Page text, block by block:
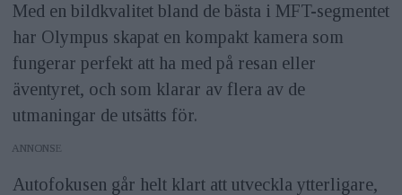
Med en bildkvalitet bland de bästa i MFT-segmentet
har Olympus skapat en kompakt kamera som
fungerar perfekt att ha med på resan eller
äventyret, och som klarar av flera av de
utmaningar de utsätts för.
ANNONS
Autofokusen går helt klart att utveckla ytterligare,